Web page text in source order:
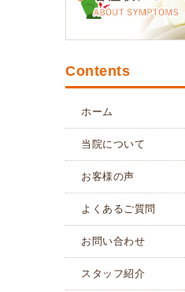
Contents
ホーム
当院について
お客様の声
よくあるご質問
お問い合わせ
スタッフ紹介